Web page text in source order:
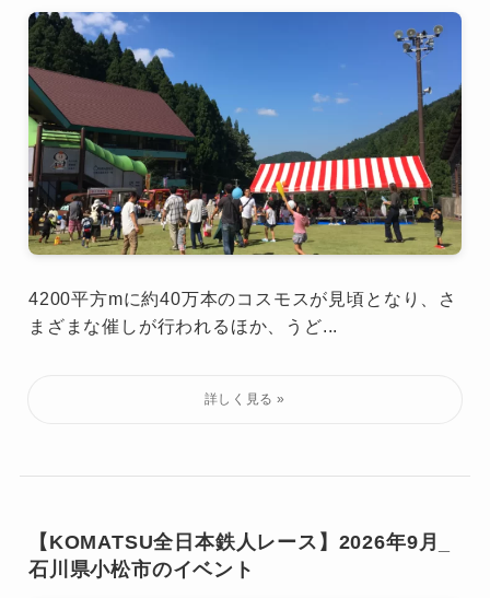
4200平方mに約40万本のコスモスが見頃となり、さ
まざまな催しが行われるほか、うど...
【KOMATSU全日本鉄人レース】2026年9月_
石川県小松市のイベント